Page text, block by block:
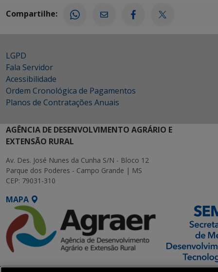
Compartilhe:
LGPD
Fala Servidor
Acessibilidade
Ordem Cronológica de Pagamentos
Planos de Contratações Anuais
AGÊNCIA DE DESENVOLVIMENTO AGRÁRIO E
EXTENSÃO RURAL
Av. Des. José Nunes da Cunha S/N - Bloco 12
Parque dos Poderes - Campo Grande | MS
CEP: 79031-310
MAPA